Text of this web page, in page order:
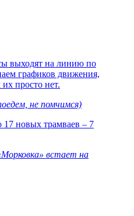
выходят на линию по
графиков движения,
их просто нет.
не помчимся)
новых трамваев – 7
встает на